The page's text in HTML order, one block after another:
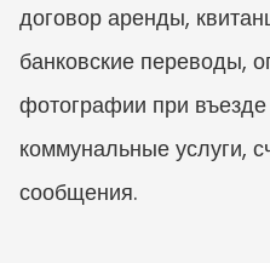
договор аренды,
банковские переводы,
фотографии при
коммунальные услуги,
сообщения.